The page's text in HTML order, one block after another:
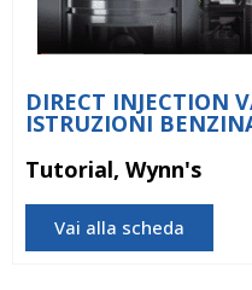
DIRECT INJECTION
ISTRUZIONI
Tutorial, Wynn's
Vai alla scheda